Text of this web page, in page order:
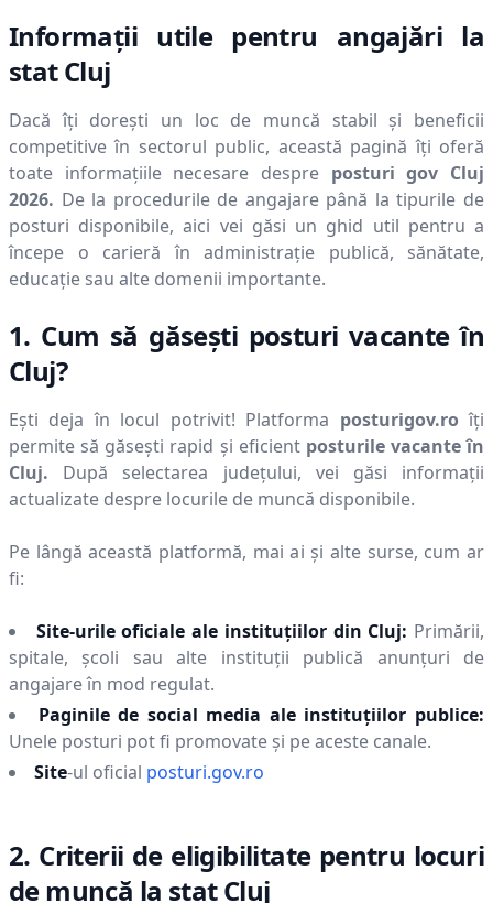
Informații utile pentru angajări la
statCluj
Dacă îți dorești un loc de muncă stabil și beneficii
competitive în sectorul public, această pagină îți oferă
toate informațiile necesare despre posturi gov Cluj
2026. De la procedurile de angajare până la tipurile de
posturi disponibile, aici vei găsi un ghid util pentru a
începe o carieră în administrație publică, sănătate,
educație sau alte domenii importante.
1. Cum să găsești posturi vacante în
Cluj?
Ești deja în locul potrivit! Platforma posturigov.roîți
permite să găsești rapid și eficient posturile vacante în
Cluj. După selectarea județului, vei găsi informații
actualizate despre locurile de muncă disponibile.
Pe lângă această platformă, mai ai și alte surse, cum ar
fi:
Site-urile oficiale ale instituțiilor din Cluj: Primării,
spitale, școli sau alte instituții publică anunțuri de
angajare în mod regulat.
Paginile de social media ale instituțiilor publice:
Unele posturi pot fi promovate și pe aceste canale.
Site-ul oficial posturi.gov.ro
2. Criterii de eligibilitate pentru locuri
de muncă la statCluj